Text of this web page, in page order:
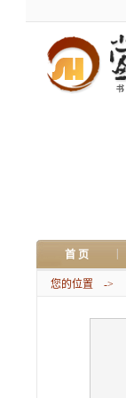
首 页
您的位置 ->